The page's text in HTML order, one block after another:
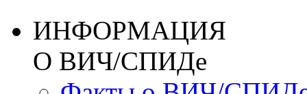
ИНФОРМАЦИЯ
О ВИЧ/СПИДе